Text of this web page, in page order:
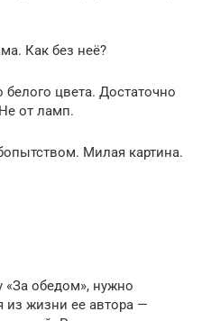
Как без неё?
белого цвета. Достаточно
от ламп.
Милая картина.
«За обедом», нужно
из жизни ее автора —